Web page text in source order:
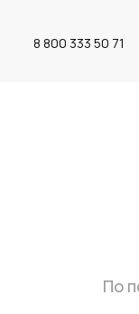
8 800 333 50 71
По